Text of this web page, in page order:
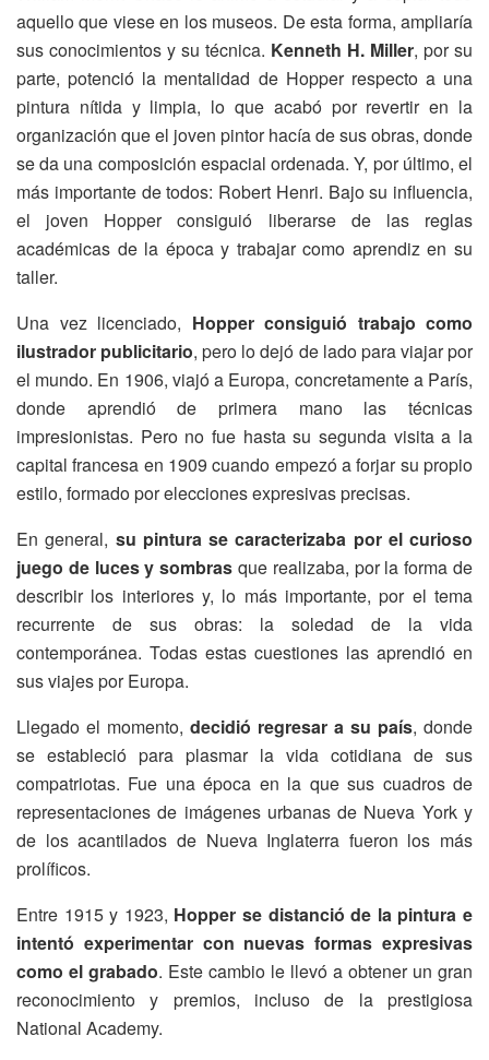
aquello que viese en los museos. De esta forma, ampliaría
sus conocimientos y su técnica. Kenneth H. Miller, por su
parte, potenció la mentalidad de Hopper respecto a una
pintura nítida y limpia, lo que acabó por revertir en la
organización que el joven pintor hacía de sus obras, donde
se da una composición espacial ordenada. Y, por último, el
más importante de todos: Robert Henri. Bajo su influencia,
el joven Hopper consiguió liberarse de las reglas
académicas de la época y trabajar como aprendiz en su
taller.
Una vez licenciado, Hopper consiguió trabajo como
ilustrador publicitario, pero lo dejó de lado para viajar por
el mundo. En 1906, viajó a Europa, concretamente a París,
donde aprendió de primera mano las técnicas
impresionistas. Pero no fue hasta su segunda visita a la
capital francesa en 1909 cuando empezó a forjar su propio
estilo, formado por elecciones expresivas precisas.
En general, su pintura se caracterizaba por el curioso
juego de luces y sombras que realizaba, por la forma de
describir los interiores y, lo más importante, por el tema
recurrente de sus obras: la soledad de la vida
contemporánea. Todas estas cuestiones las aprendió en
sus viajes por Europa.
Llegado el momento, decidió regresar a su país, donde
se estableció para plasmar la vida cotidiana de sus
compatriotas. Fue una época en la que sus cuadros de
representaciones de imágenes urbanas de Nueva York y
de los acantilados de Nueva Inglaterra fueron los más
prolíficos.
Entre 1915 y 1923, Hopper se distanció de la pintura e
intentó experimentar con nuevas formas expresivas
como el grabado. Este cambio le llevó a obtener un gran
reconocimiento y premios, incluso de la prestigiosa
National Academy.